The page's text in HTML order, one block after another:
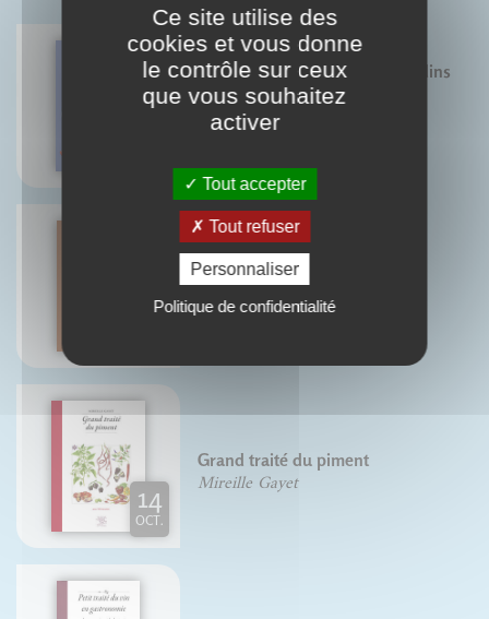
Exercices saugrenus pour citadins
biscornus
Sébastien Laading
Isabelle Laading
10
Petit traité du (bon) pain
Martine Agrech
14
OCT.
Grand traité du piment
Mireille Gayet
Ce site utilise des
cookies et vous donne
le contrôle sur ceux
que vous souhaitez
activer
Tout accepter
Tout refuser
Personnaliser
Politique de confidentialité